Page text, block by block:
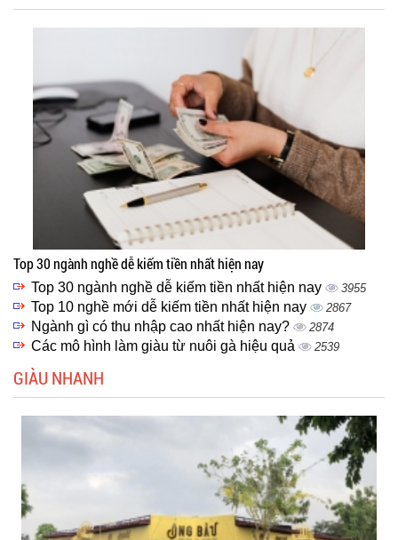
Top 30 ngành nghề dễ kiếm tiền nhất hiện nay
Top 30 ngành nghề dễ kiếm tiền nhất hiện nay 3955
Top 10 nghề mới dễ kiếm tiền nhất hiện nay 2867
Ngành gì có thu nhập cao nhất hiện nay? 2874
Các mô hình làm giàu từ nuôi gà hiệu quả 2539
GIÀU NHANH